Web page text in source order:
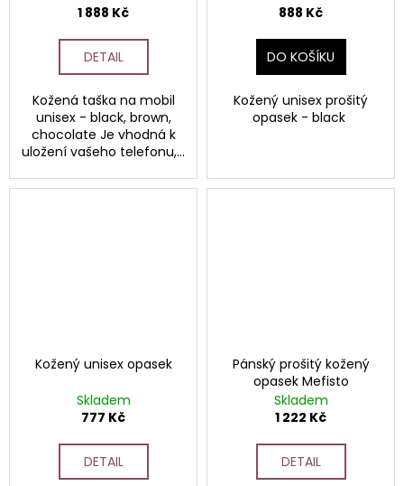
1 888 Kč
DETAIL
Kožená taška na mobil
unisex - black, brown,
chocolate Je vhodná k
uložení vašeho telefonu,...
888 Kč
DO KOŠÍKU
Kožený unisex prošitý
opasek - black
Kožený unisex opasek
Skladem
777 Kč
DETAIL
Pánský prošitý kožený
opasek Mefisto
Skladem
1 222 Kč
DETAIL